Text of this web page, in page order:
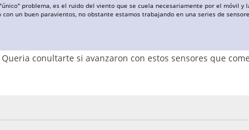
problema, es el ruido del viento que se cuela necesariamente por el móvil y
un buen paravientos, no obstante estamos trabajando en una series de
conultarte si avanzaron con estos sensores que